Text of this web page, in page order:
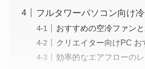
フルタワーパソコン向け
おすすめの空冷ファン
クリエイター向けPC お
効率的なエアフローの